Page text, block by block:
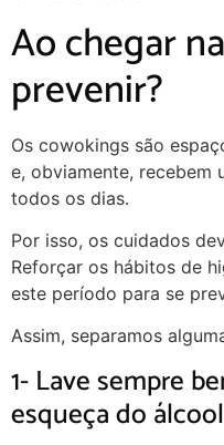
Ao chegar
prevenir?
Os cowokings são
e, obviamente, recebem
todos os dias.
Por isso, os cuidados
Reforçar os hábitos de
este período para se
Assim, separamos
1- Lave sempre
esqueça do álcool